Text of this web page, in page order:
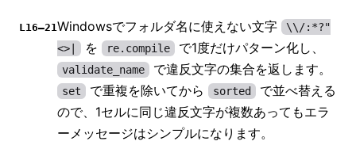
L16–21Windowsでフォルダ名に使えない文字
\\/:*?"
<>|
を re.compile で1度だけパターン化し、
validate_name で違反文字の集合を返します。
set で重複を除いてから sorted
で並べ替える
ので、1セルに同じ違反文字が複数あってもエラ
ーメッセージはシンプルになります。